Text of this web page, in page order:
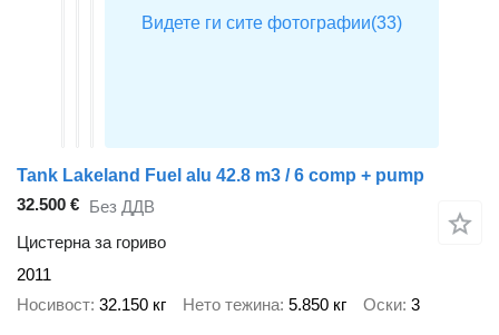
Tank Lakeland Fuel alu 42.8 m3 / 6 comp + pump
32.500 € Без ДДВ
Цистерна за гориво
2011
Носивост 32.150 кг Нето тежина 5.850 кг Оски 3